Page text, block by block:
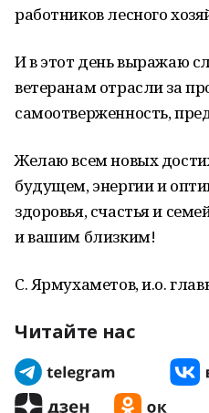
работников лесного
И в этот день выражаю
ветеранам отрасли за
самоотверженность,
Желаю всем новых
будущем, энергии и
здоровья, счастья и
и вашим близким!
С. Ярмухаметов, и.о.
Читайте нас